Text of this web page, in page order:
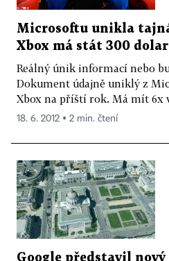
Microsoftu unikla
Xbox má stát 300
Reálný únik informací nebo
Dokument údajně uniklý z
Xbox na příští rok. Má mít 6x
18. 6. 2012 ▪ 2 min. čtení
Google představil nový